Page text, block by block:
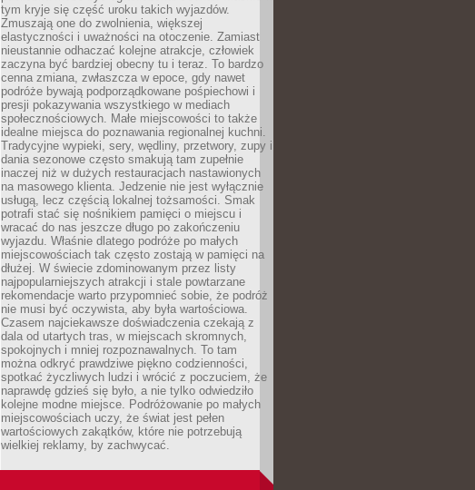
tym kryje się część uroku takich wyjazdów.
Zmuszają one do zwolnienia, większej
elastyczności i uważności na otoczenie. Zamiast
nieustannie odhaczać kolejne atrakcje, człowiek
zaczyna być bardziej obecny tu i teraz. To bardzo
cenna zmiana, zwłaszcza w epoce, gdy nawet
podróże bywają podporządkowane pośpiechowi i
presji pokazywania wszystkiego w mediach
społecznościowych. Małe miejscowości to także
idealne miejsca do poznawania regionalnej kuchni.
Tradycyjne wypieki, sery, wędliny, przetwory, zupy i
dania sezonowe często smakują tam zupełnie
inaczej niż w dużych restauracjach nastawionych
na masowego klienta. Jedzenie nie jest wyłącznie
usługą, lecz częścią lokalnej tożsamości. Smak
potrafi stać się nośnikiem pamięci o miejscu i
wracać do nas jeszcze długo po zakończeniu
wyjazdu. Właśnie dlatego podróże po małych
miejscowościach tak często zostają w pamięci na
dłużej. W świecie zdominowanym przez listy
najpopularniejszych atrakcji i stale powtarzane
rekomendacje warto przypomnieć sobie, że podróż
nie musi być oczywista, aby była wartościowa.
Czasem najciekawsze doświadczenia czekają z
dala od utartych tras, w miejscach skromnych,
spokojnych i mniej rozpoznawalnych. To tam
można odkryć prawdziwe piękno codzienności,
spotkać życzliwych ludzi i wrócić z poczuciem, że
naprawdę gdzieś się było, a nie tylko odwiedziło
kolejne modne miejsce. Podróżowanie po małych
miejscowościach uczy, że świat jest pełen
wartościowych zakątków, które nie potrzebują
wielkiej reklamy, by zachwycać.